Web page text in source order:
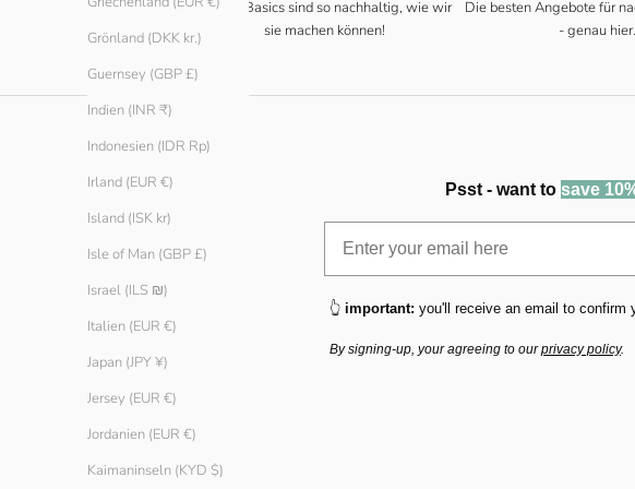
Grönland (DKK kr.)
Guernsey (GBP £)
Indien (INR ₹)
Indonesien (IDR Rp)
Irland (EUR €)
Island (ISK kr)
Isle of Man (GBP £)
Israel (ILS ₪)
Italien (EUR €)
Japan (JPY ¥)
Jersey (EUR €)
Jordanien (EUR €)
Kaimaninseln (KYD $)
Unsere Basics sind so nachhaltig, wie wir
sie machen können!
Die besten Angebote für
- genau hier.
Psst - want to save
👆 important: you'll receive an email to confirm
By signing-up, your agreeing to ourprivacy policy.